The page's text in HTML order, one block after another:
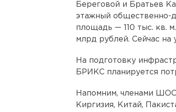
Береговой и Братьев
этажный общественно-
площадь — 110 тыс. кв.
млрд рублей. Сейчас на
На подготовку
БРИКС планируется
Напомним, членами ШОС
Киргизия, Китай,